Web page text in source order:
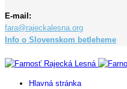
E-mail:
fara@rajeckalesna.org
Info o Slovenskom betleheme
Hlavná stránka